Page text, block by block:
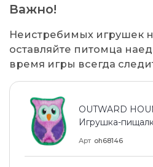
Важно!
Неистребимых игрушек
оставляйте питомца
время игры всегда
OUTWARD
Игрушка-
Арт oh68146